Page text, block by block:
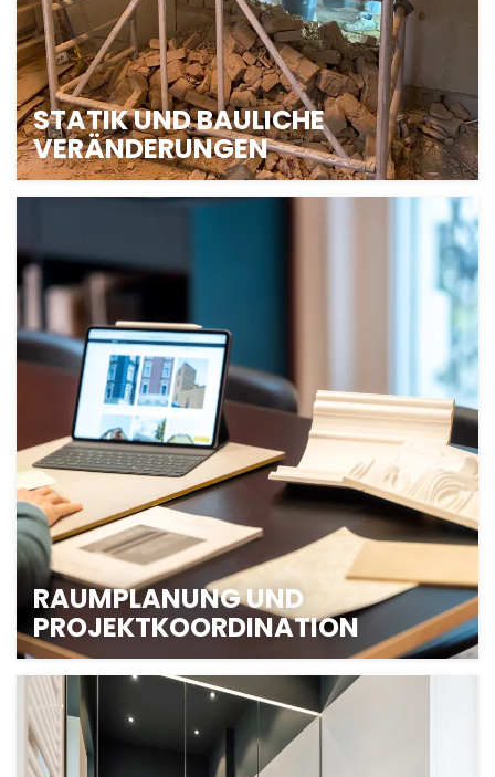
VERÄNDERUNGEN
RAUMPLANUNG UND
PROJEKTKOORDINATION